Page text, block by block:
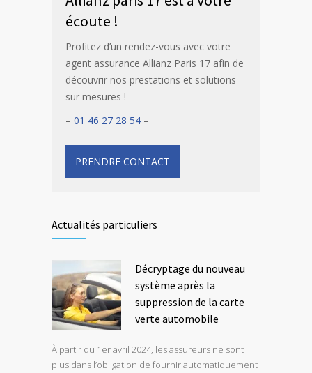
écoute !
Profitez d’un rendez-vous avec votre
agent assurance Allianz Paris 17 afin de
découvrir nos prestations et solutions
sur mesures !
– 01 46 27 28 54 –
PRENDRE CONTACT
Actualités particuliers
Décryptage du nouveau
système après la
suppression de la carte
verte automobile
À partir du 1er avril 2024, les assureurs ne sont
plus dans l’obligation de fournir automatiquement